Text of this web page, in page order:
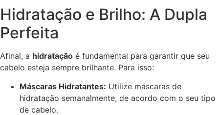
Hidratação e Brilho: A Dupla
Perfeita
Afinal, a hidratação é fundamental para garantir que seu
cabelo esteja sempre brilhante. Para isso:
Máscaras Hidratantes: Utilize máscaras de
hidratação semanalmente, de acordo com o seu tipo
de cabelo.